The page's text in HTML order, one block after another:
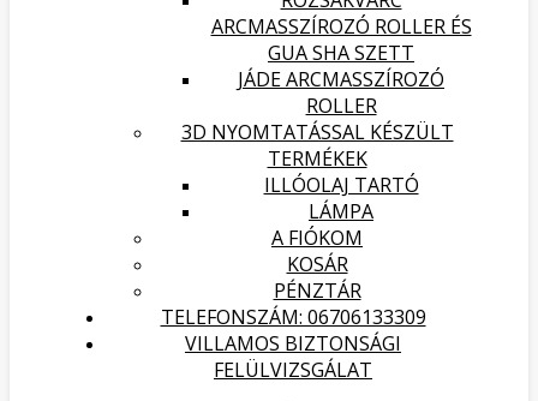
ARCMASSZÍROZÓ ROLLER ÉS
GUA SHA SZETT
JÁDE ARCMASSZÍROZÓ
ROLLER
3D NYOMTATÁSSAL KÉSZÜLT
TERMÉKEK
ILLÓOLAJ TARTÓ
LÁMPA
A FIÓKOM
KOSÁR
PÉNZTÁR
TELEFONSZÁM: 06706133309
VILLAMOS BIZTONSÁGI
FELÜLVIZSGÁLAT